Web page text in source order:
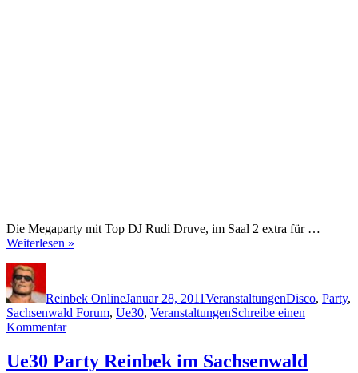
Die Megaparty mit Top DJ Rudi Druve, im Saal 2 extra für …
Weiterlesen »
Reinbek OnlineJanuar 28, 2011VeranstaltungenDisco, Party,
Sachsenwald Forum, Ue30, VeranstaltungenSchreibe einen
Kommentarzu
Party
Reinbek
Ue30 Party Reinbek im Sachsenwald